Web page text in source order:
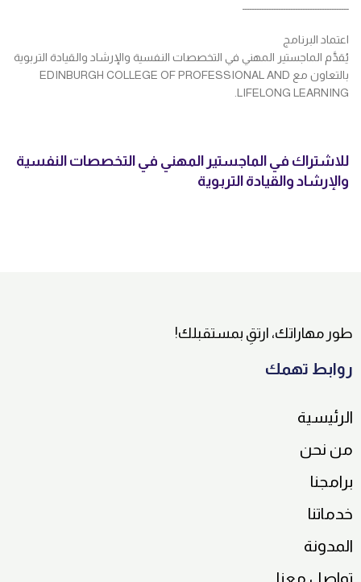
اعتماد البرنامج
يُقدَّم الماجستير المهني في التخصصات النفسية والإرشاد والقيادة التربوية
بالتعاون مع EDINBURGH COLLEGE OF PROFESSIONAL AND
LIFELONG LEARNING.
للاشتراك في الماجستير المهني في التخصصات النفسية
والإرشاد والقيادة التربوية
طور مهاراتك، ارتقِ بمستقبلك!
روابط تهمك
الرئيسية
من نحن
برامجنا
خدماتنا
المدونة
تواصل معنا